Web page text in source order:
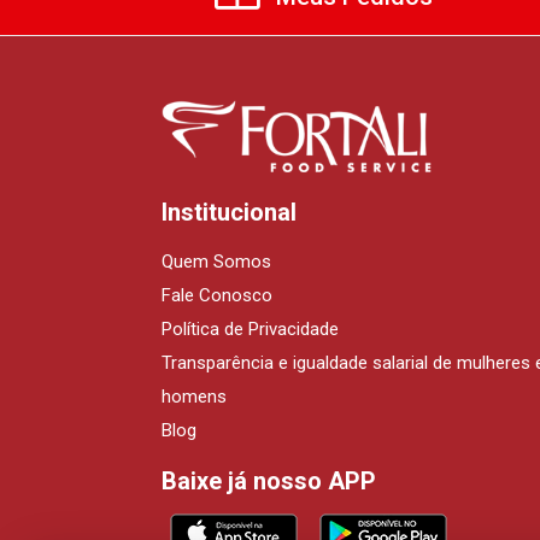
Institucional
Quem Somos
Fale Conosco
Política de Privacidade
Transparência e igualdade salarial de mulheres
homens
Blog
Baixe já nosso APP